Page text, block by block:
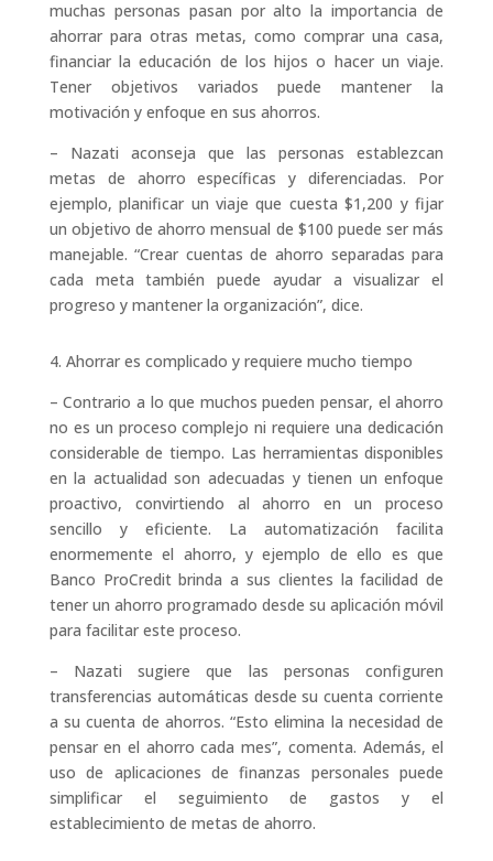
muchas personas pasan por alto la importancia de
ahorrar para otras metas, como comprar una casa,
financiar la educación de los hijos o hacer un viaje.
Tener objetivos variados puede mantener la
motivación y enfoque en sus ahorros.
– Nazati aconseja que las personas establezcan
metas de ahorro específicas y diferenciadas. Por
ejemplo, planificar un viaje que cuesta $1,200 y fijar
un objetivo de ahorro mensual de $100 puede ser más
manejable. “Crear cuentas de ahorro separadas para
cada meta también puede ayudar a visualizar el
progreso y mantener la organización”, dice.
4. Ahorrar es complicado y requiere mucho tiempo
– Contrario a lo que muchos pueden pensar, el ahorro
no es un proceso complejo ni requiere una dedicación
considerable de tiempo. Las herramientas disponibles
en la actualidad son adecuadas y tienen un enfoque
proactivo, convirtiendo al ahorro en un proceso
sencillo y eficiente. La automatización facilita
enormemente el ahorro, y ejemplo de ello es que
Banco ProCredit brinda a sus clientes la facilidad de
tener un ahorro programado desde su aplicación móvil
para facilitar este proceso.
– Nazati sugiere que las personas configuren
transferencias automáticas desde su cuenta corriente
a su cuenta de ahorros. “Esto elimina la necesidad de
pensar en el ahorro cada mes”, comenta. Además, el
uso de aplicaciones de finanzas personales puede
simplificar el seguimiento de gastos y el
establecimiento de metas de ahorro.